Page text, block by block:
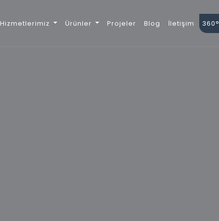
Hizmetlerimiz Ürünler Projeler Blog İletişim